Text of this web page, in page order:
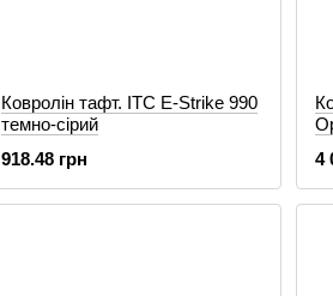
Ковролін тафт. ITC E-Strike 990
темно-сірий
918.48 грн
4